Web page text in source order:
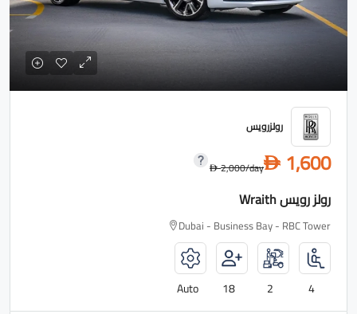
رولزرويس
D 1,600
D2,000/day
رولز رويس Wraith
Dubai - Business Bay - RBC Tower
4
2
18
Auto